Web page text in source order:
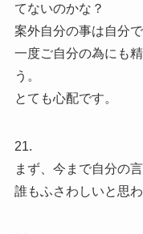
てないのかな？
案外自分の事は自分
一度ご自分の為にも
う。
とても心配です。
21.
まず、今まで自分の
誰もふさわしいと思わ